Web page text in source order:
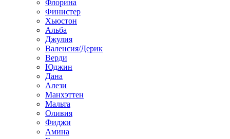
Флорина
Финистер
Хьюстон
Альба
Джулия
Валенсия/Дерик
Верди
Юджин
Дана
Алези
Манхэттен
Мальта
Оливия
Фиджи
Амина